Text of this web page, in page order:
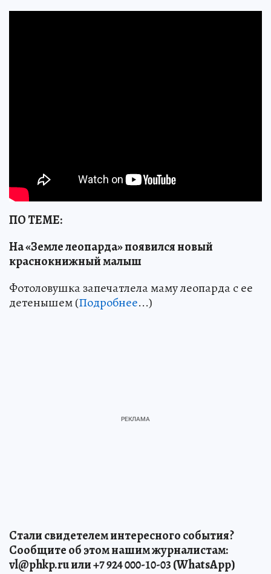
ПО ТЕМЕ:
На «Земле леопарда» появился новый
краснокнижный малыш
Фотоловушка запечатлела маму леопарда с ее
детенышем (Подробнее...)
Стали свидетелем интересного события?
Сообщите об этом нашим журналистам:
vl@phkp.ru или +7 924 000-10-03 (WhatsApp)